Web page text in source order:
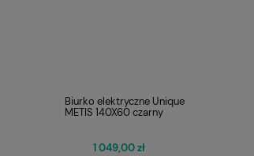
Biurko elektryczne Unique
METIS 140X60 czarny
1 049,00 zł